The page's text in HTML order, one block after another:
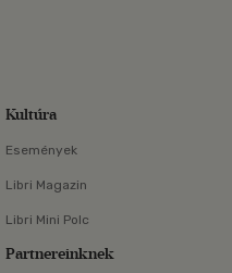
Kultúra
Események
Libri Magazin
Libri Mini Polc
Partnereinknek